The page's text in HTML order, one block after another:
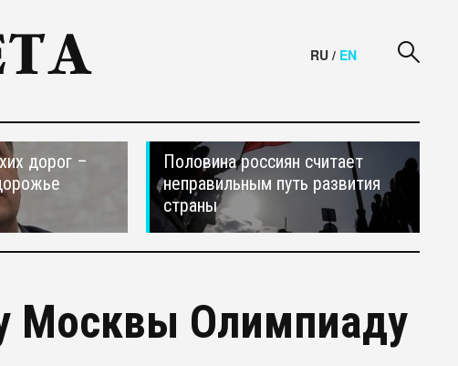
RU / EN
дорог –
Половина россиян считает
неправильным путь развития
страны
Москвы Олимпиаду